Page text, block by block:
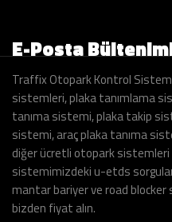
E-Posta
Traffix Otopark Kontrol
sistemleri, plaka tanımlama
tanıma sistemi, plaka takip
sistemi, araç plaka tanıma
diğer ücretli otopark sistemleri
sistemimizdeki u-etds
mantar bariyer ve road
bizden fiyat alın.